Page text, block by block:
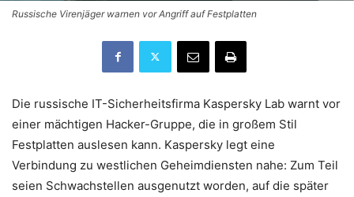
Russische Virenjäger warnen vor Angriff auf Festplatten
Die russische IT-Sicherheitsfirma Kaspersky Lab warnt vor
einer mächtigen Hacker-Gruppe, die in großem Stil
Festplatten auslesen kann. Kaspersky legt eine
Verbindung zu westlichen Geheimdiensten nahe: Zum Teil
seien Schwachstellen ausgenutzt worden, auf die später